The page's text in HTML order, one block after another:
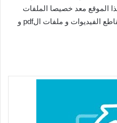
الموقع معد خصيصا الملفات
الصغيرة كالصور و الصوتيات و مقاطع الفيديوات و ملفات الpdf و